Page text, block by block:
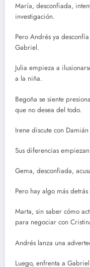
María, desconfiada,
investigación.
Pero Andrés ya
Gabriel.
Julia empieza a
a la niña.
Begoña se siente
que no desea del todo.
Irene discute con
Sus diferencias
Gema, desconfiada,
Pero hay algo más
Marta, sin saber cómo
para negociar con
Andrés lanza una
Luego, enfrenta a